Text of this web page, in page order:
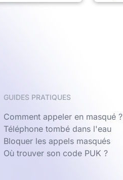
GUIDES PRATIQUES
Comment appeler en masqué ?
Téléphone tombé dans l'eau
Bloquer les appels masqués
Où trouver son code PUK ?